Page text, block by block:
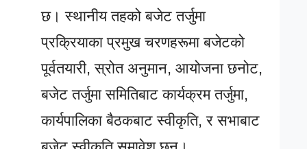
छ। स्थानीय तहको बजेट तर्जुमा
प्रक्रियाका प्रमुख चरणहरूमा बजेटको
पूर्वतयारी, स्रोत अनुमान, आयोजना छनोट,
बजेट तर्जुमा समितिबाट कार्यक्रम तर्जुमा,
कार्यपालिका बैठकबाट स्वीकृति, र सभाबाट